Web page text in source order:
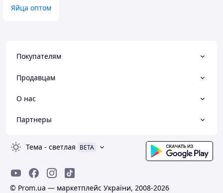
Яйца оптом
Покупателям
Продавцам
О нас
Партнеры
Тема - светлая BETA
© Prom.ua — маркетплейс України, 2008-2026